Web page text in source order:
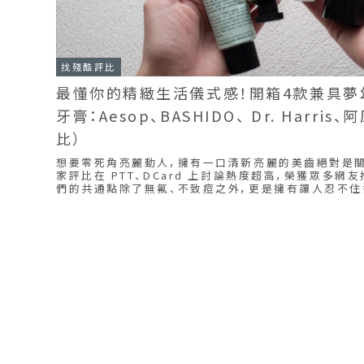
找殘酷評比
最懂你的精緻生活儀式感！開箱4款兼具
牙膏：Aesop、BASHIDO、 Dr. Harris、
比）
想要零死角亮麗動人，擁有一口清新亮麗的美齒絕對是
家評比在 PTT、DCard 上討論熱度超高，榮獲眾多網友
們的共通點除了無氟、不致痘之外，更是擁有讓人忍不